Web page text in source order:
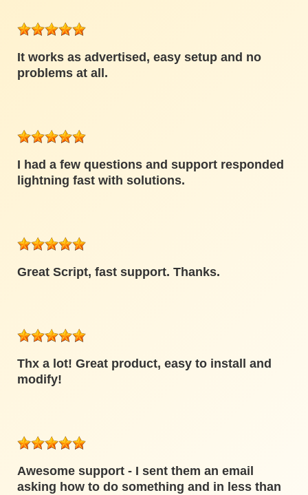
It works as advertised, easy setup and no
problems at all.
I had a few questions and support responded
lightning fast with solutions.
Great Script, fast support. Thanks.
Thx a lot! Great product, easy to install and
modify!
Awesome support - I sent them an email
asking how to do something and in less than